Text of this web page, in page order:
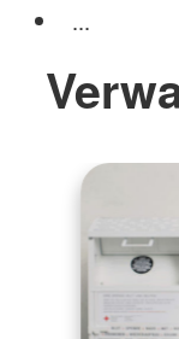
...